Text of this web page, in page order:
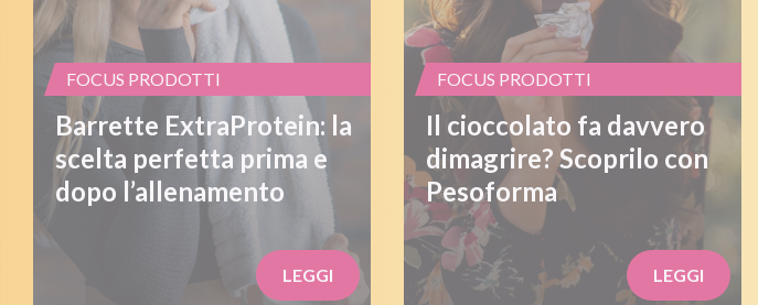
FOCUS PRODOTTI
Barrette ExtraProtein: la
scelta perfetta prima e
dopo l’allenamento
LEGGI
FOCUS PRODOTTI
Il cioccolato fa davvero
dimagrire? Scoprilo con
Pesoforma
LEGGI